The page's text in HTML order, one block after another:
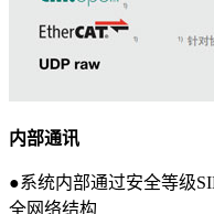
内部通讯
●系统内部通过安全等级
全网络结构